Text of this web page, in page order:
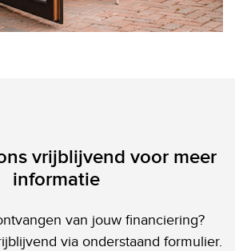
vrijblijvend voor meer
informatie
van jouw financiering?
via onderstaand formulier.